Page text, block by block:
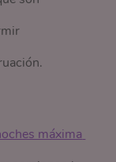
máxima